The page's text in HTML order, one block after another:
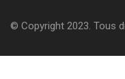
© Copyright 2023. Tous